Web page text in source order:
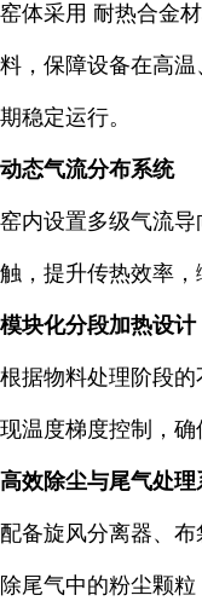
窑体采用 耐热合金
料，保障设备在高
期稳定运行。
动态气流分布系统
窑内设置多级气流
触，提升传热效率，
模块化分段加热设计
根据物料处理阶段
现温度梯度控制，确
高效除尘与尾气处理
配备旋风分离器、
除尾气中的粉尘颗